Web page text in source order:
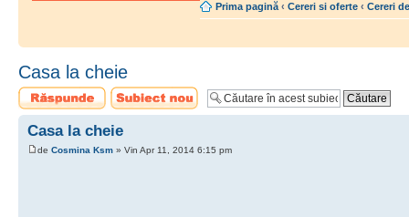
Prima pagină ‹ Cereri si oferte ‹ Cereri
Casa la cheie
Scrie un răspuns
Scrie un subiect
nou
Casa la cheie
de Cosmina Ksm » Vin Apr 11, 2014 6:15 pm